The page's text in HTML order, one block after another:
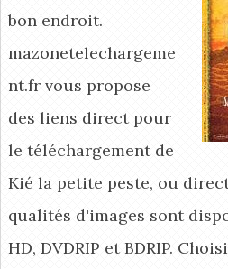
bon endroit.
mazonetelechargeme
nt.fr vous propose
des liens direct pour
le téléchargement de
Kié la petite peste, ou
qualités d'images sont
HD, DVDRIP et BDRIP.